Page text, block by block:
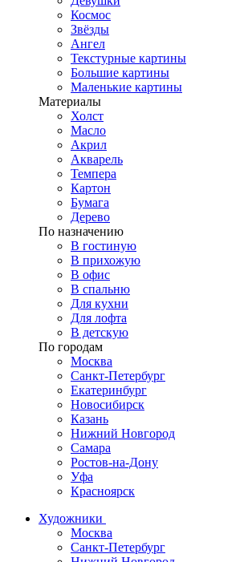
Космос
Звёзды
Ангел
Текстурные картины
Большие картины
Маленькие картины
Материалы
Холст
Масло
Акрил
Акварель
Темпера
Картон
Бумага
Дерево
По назначению
В гостиную
В прихожую
В офис
В спальню
Для кухни
Для лофта
В детскую
По городам
Москва
Санкт-Петербург
Екатеринбург
Новосибирск
Казань
Нижний Новгород
Самара
Ростов-на-Дону
Уфа
Красноярск
Художники
Москва
Санкт-Петербург